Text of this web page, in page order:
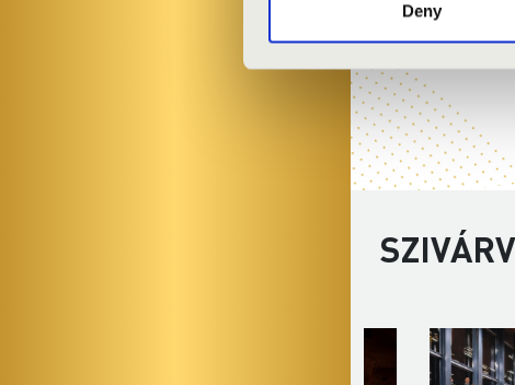
Deny